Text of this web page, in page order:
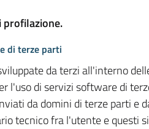
profilazione.
di terze parti
da terzi all'interno
l'uso di servizi software di
da domini di terze parti
tecnico fra l'utente e questi